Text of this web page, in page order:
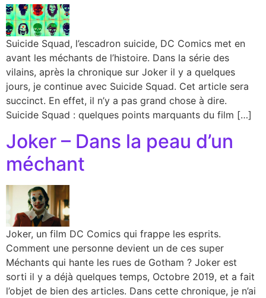
Suicide Squad, l’escadron suicide, DC Comics met en
avant les méchants de l’histoire. Dans la série des
vilains, après la chronique sur Joker il y a quelques
jours, je continue avec Suicide Squad. Cet article sera
succinct. En effet, il n’y a pas grand chose à dire.
Suicide Squad : quelques points marquants du film […]
Joker – Dans la peau d’un
méchant
Joker, un film DC Comics qui frappe les esprits.
Comment une personne devient un de ces super
Méchants qui hante les rues de Gotham ? Joker est
sorti il y a déjà quelques temps, Octobre 2019, et a fait
l’objet de bien des articles. Dans cette chronique, je n’ai